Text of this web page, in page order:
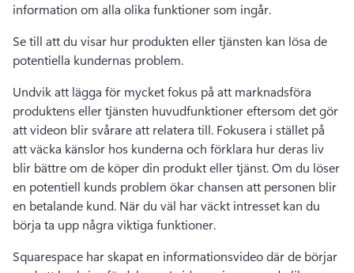
information om alla olika funktioner som ingår.
Se till att du visar hur produkten eller tjänsten kan lösa de
potentiella kundernas problem.
Undvik att lägga för mycket fokus på att marknadsföra
produktens eller tjänsten huvudfunktioner eftersom det gör
att videon blir svårare att relatera till. Fokusera i stället på
att väcka känslor hos kunderna och förklara hur deras liv
blir bättre om de köper din produkt eller tjänst. Om du löser
en potentiell kunds problem ökar chansen att personen blir
en betalande kund. När du väl har väckt intresset kan du
börja ta upp några viktiga funktioner.
Squarespace har skapat en informationsvideo där de börjar